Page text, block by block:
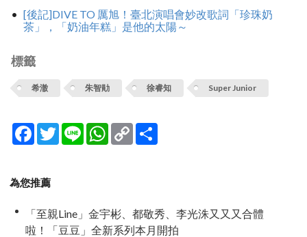
[後記]DIVE TO 厲旭！臺北演唱會妙改歌詞「珍珠奶
茶」，「奶油年糕」是他的太陽～
標籤
希澈 朱智勛 徐睿知 Super Junior
Facebook
TwitterLine WhatsApp
Copy
Link
為您推薦
「至親Line」金宇彬、都敬秀、李光洙又又又合體
啦！「豆豆」全新系列本月開拍